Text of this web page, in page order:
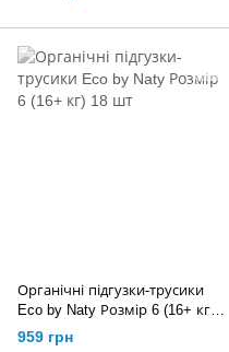
Органічні підгузки-трусики
Eco by Naty Розмір 6 (16+ кг)
18 шт
959 грн